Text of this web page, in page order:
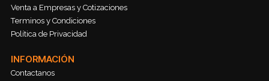
Venta a Empresas y Cotizaciones
Terminos y Condiciones
Política de Privacidad
INFORMACIÓN
Contactanos